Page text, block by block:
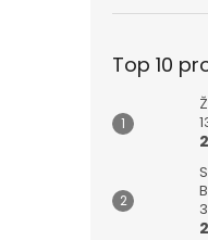
Top 10